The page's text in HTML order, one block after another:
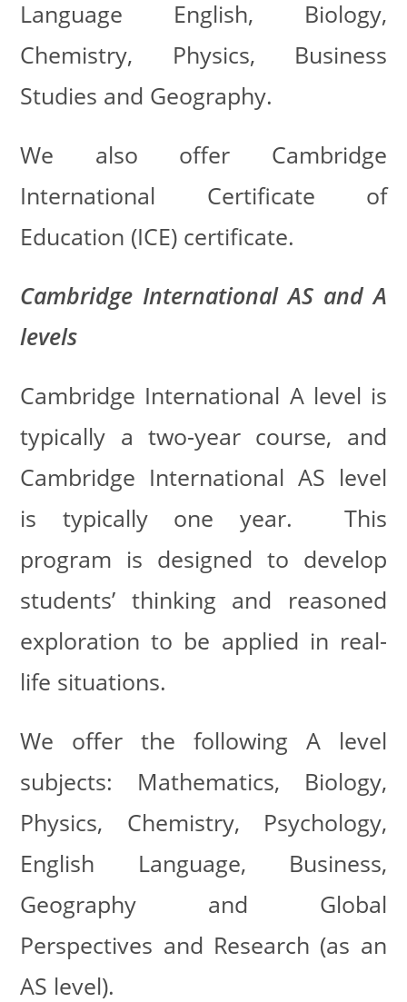
Language English, Biology,
Chemistry, Physics, Business
Studies and Geography.
We also offer Cambridge
International Certificate of
Education (ICE) certificate.
Cambridge International AS and A
levels
Cambridge International A level is
typically a two-year course, and
Cambridge International AS level
is typically one year. This
program is designed to develop
students’ thinking and reasoned
exploration to be applied in real-
life situations.
We offer the following A level
subjects: Mathematics, Biology,
Physics, Chemistry, Psychology,
English Language, Business,
Geography and Global
Perspectives and Research (as an
AS level).